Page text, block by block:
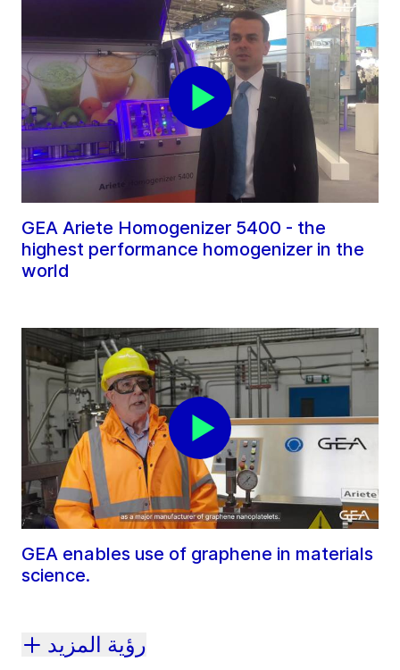
GEA Ariete Homogenizer 5400 - the
highest performance homogenizer in the
world
GEA enables use of graphene in materials
science.
رؤية المزيد